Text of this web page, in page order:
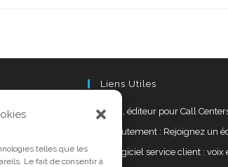
telles que les
Le fait de consentir à
Liens Utiles
AKIO, éditeur pour Call
Recrutement : Rejoignez un
Le logiciel service client :